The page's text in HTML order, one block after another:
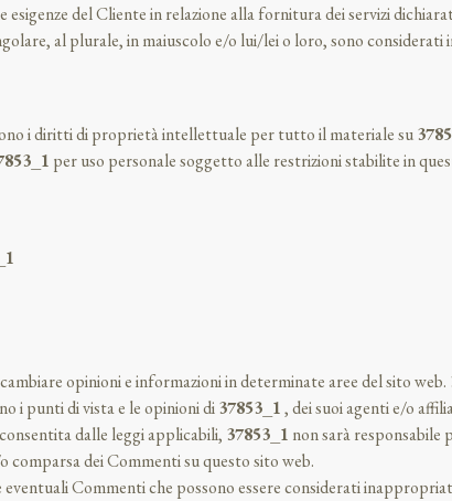
del Cliente in relazione alla fornitura dei servizi
al plurale, in maiuscolo e/o lui/lei o loro, sono
i diritti di proprietà intellettuale per tutto il materiale su
per uso personale soggetto alle restrizioni stabilite in
opinioni e informazioni in determinate aree del sito web.
i punti di vista e le opinioni di37853_1, dei suoi agenti e/o
dalle leggi applicabili, 37853_1 non sarà responsabile
comparsa dei Commenti su questo sito web.
Commenti che possono essere considerati